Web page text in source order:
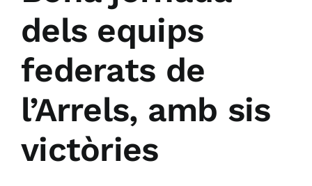
dels equips
federats de
l’Arrels, amb sis
victòries